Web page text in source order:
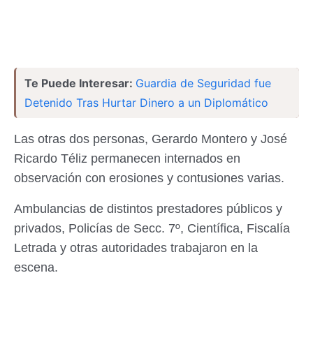
Te Puede Interesar: Guardia de Seguridad fue
Detenido Tras Hurtar Dinero a un Diplomático
Las otras dos personas, Gerardo Montero y José
Ricardo Téliz permanecen internados en
observación con erosiones y contusiones varias.
Ambulancias de distintos prestadores públicos y
privados, Policías de Secc. 7º, Científica, Fiscalía
Letrada y otras autoridades trabajaron en la
escena.